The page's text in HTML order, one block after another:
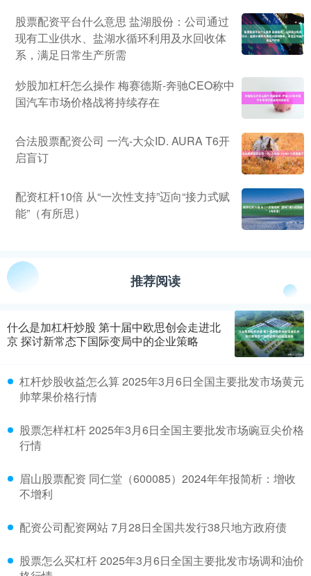
股票配资平台什么意思 盐湖股份：公司通过
现有工业供水、盐湖水循环利用及水回收体
系，满足日常生产所需
炒股加杠杆怎么操作 梅赛德斯-奔驰CEO称中
国汽车市场价格战将持续存在
合法股票配资公司 一汽-大众ID. AURA T6开
启盲订
配资杠杆10倍 从“一次性支持”迈向“接力式赋
能”（有所思）
推荐阅读
什么是加杠杆炒股 第十届中欧思创会走进北
京 探讨新常态下国际变局中的企业策略
杠杆炒股收益怎么算 2025年3月6日全国主要批发市场黄元
帅苹果价格行情
股票怎样杠杆 2025年3月6日全国主要批发市场豌豆尖价格
行情
眉山股票配资 同仁堂（600085）2024年年报简析：增收
不增利
配资公司配资网站 7月28日全国共发行38只地方政府债
股票怎么买杠杆 2025年3月6日全国主要批发市场调和油价